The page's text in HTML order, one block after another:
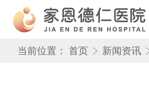
当前位置： 首页 新闻资讯